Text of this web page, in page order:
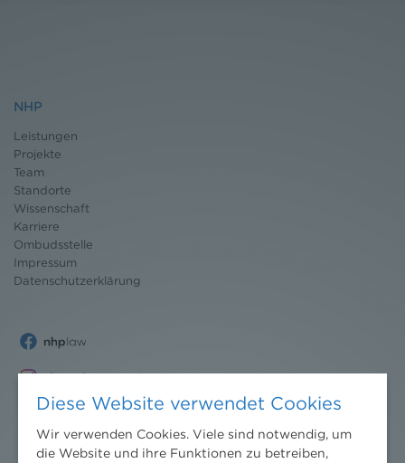
NHP
Leistungen
Projekte
Team
Standorte
Wissenschaft
Karriere
Ombudsstelle
Impressum
Datenschutzerklärung
Diese Website verwendet Cookies
Wir verwenden Cookies. Viele sind notwendig, um
die Website und ihre Funktionen zu betreiben,